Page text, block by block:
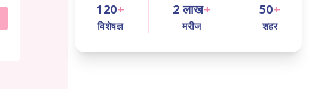
120+
विशेषज्ञ
2लाख+
मरीज
50+
शहर